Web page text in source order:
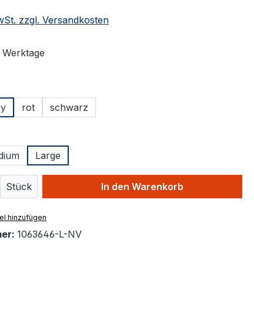
zzgl. Versandkosten
ist zurzeit nicht verfügbar.)
rot schwarz
Large
Gib den gewünschten Wert
Stück In den Warenkorb
hinzufügen
1063646-L-NV